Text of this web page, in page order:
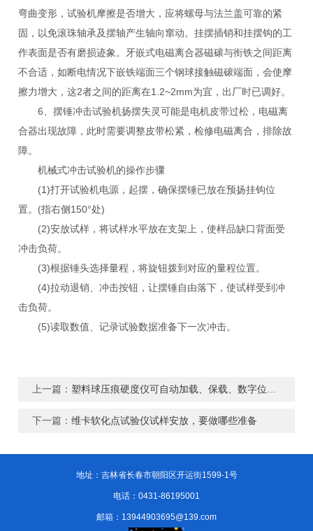
弯曲变形，试验机摩擦是否增大，应将螺母与法兰盖可靠的紧
固，以免滚珠轴承及摆轴产生轴向窜动。挂摆插销和挂摆钩的工
作表面是否有磨损迹象。牙嵌式电磁离合器磁磙与衔铁之间距离
不合适，如断电情况下嵌铁端面三个钢球接触磁磙端面，会使摩
擦力增大，这2者之间的距离在1.2~2mm为宜，出厂时已调好。
6、摆锤冲击试验机扬摆失灵可能是电机皮带过松，电磁离
合器出现故障，此时需要调整皮带松紧，检修电磁离合，排除故
障。
机械式冲击试验机的操作步骤
(1)打开试验机电源，起摆，确保摆锤已放在预扬挂钩位
置。(指右侧150°处)
(2)安放试样，将试样水平放在支架上，使样品缺口背面受
冲击负荷。
(3)根据锤头选择量程，将旋钮拨到对应的量程位置。
(4)拉动退销、冲击按钮，让摆锤自由落下，使试样受到冲
击负荷。
(5)读取数值、记录试验数据准备下一次冲击。
上一篇： 塑料球压痕硬度仪可自动加载、保载、数字位置检测
下一篇：维卡软化点试验仪试样安放，要做哪些准备
地址：吉林省长春市朝阳区开运街1599-1号
电话：0431-86195001
邮箱：13944903695@139.com